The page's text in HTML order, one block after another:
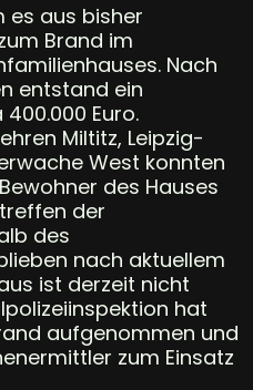
es aus bisher
Brand im
Nach
entstand ein
Euro.
Miltitz, Leipzig-
West konnten
des Hauses
der
des
nach aktuellem
ist derzeit nicht
hat
aufgenommen und
zum Einsatz